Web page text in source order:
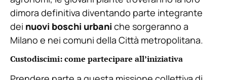
dimora definitiva diventando parte integrante
dei nuovi boschi urbani che sorgeranno a
Milano e nei comuni della Città metropolitana.
Custodiscimi: come partecipare all’iniziativa